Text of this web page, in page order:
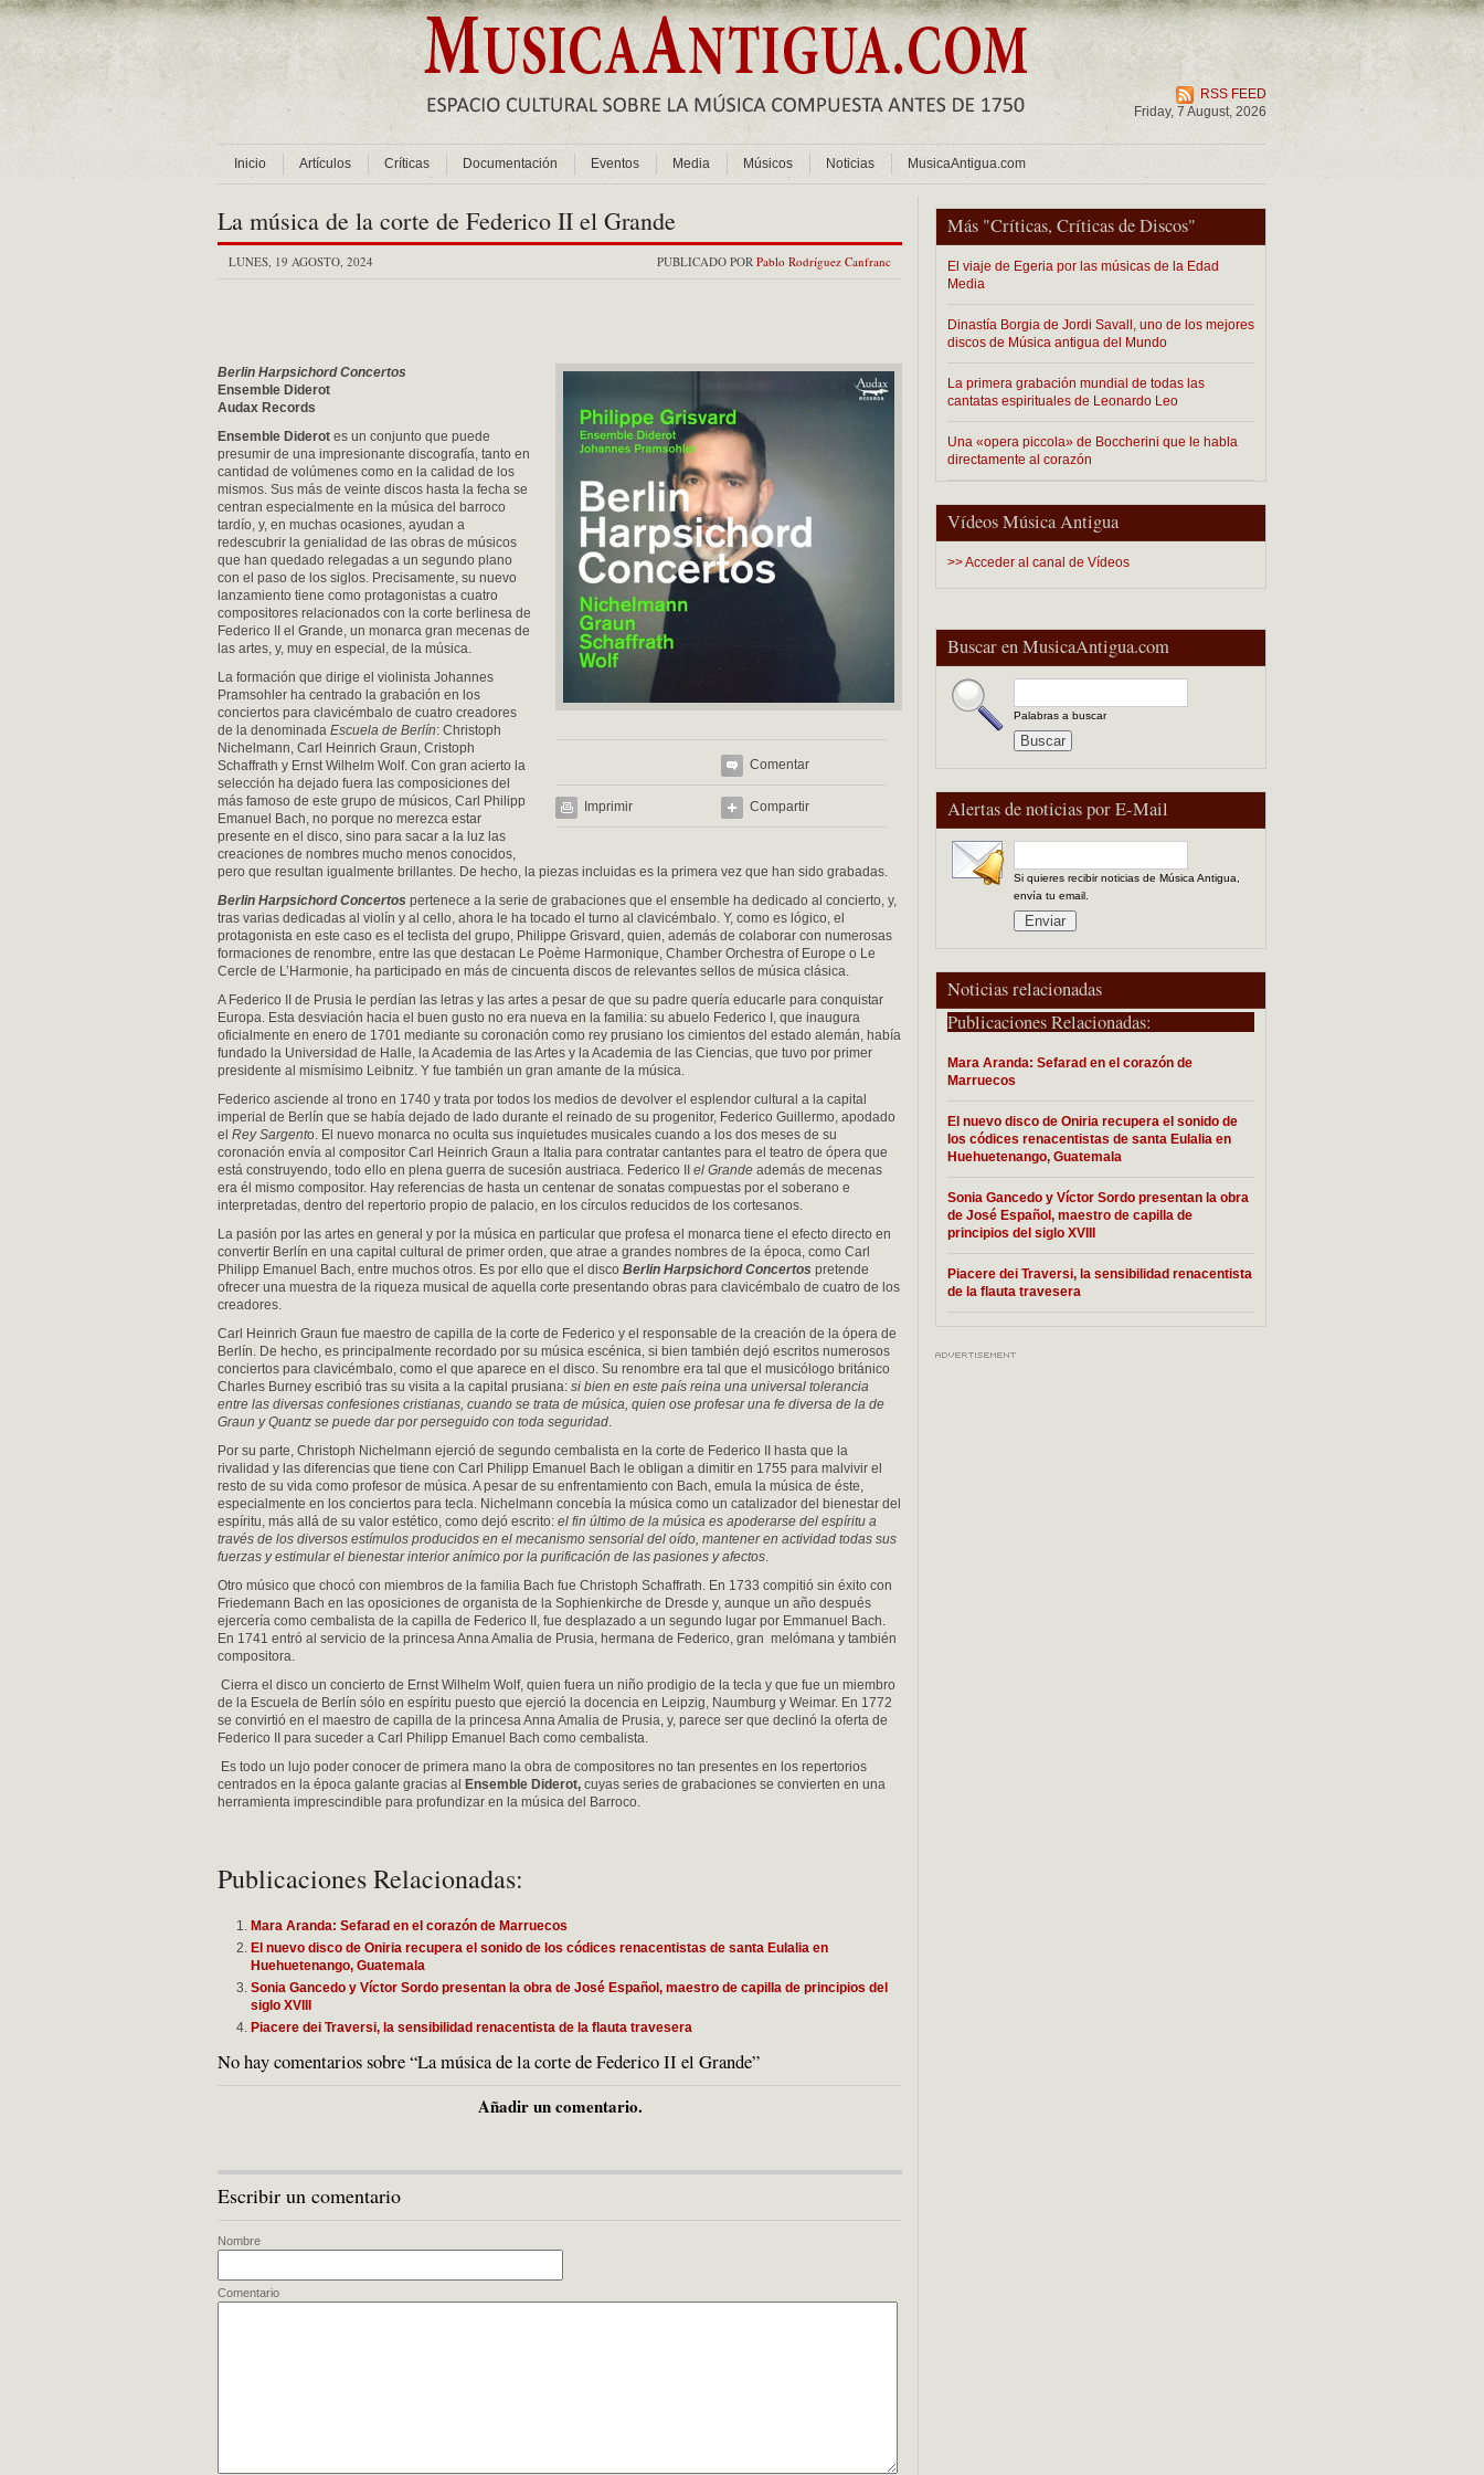
RSS FEED
Friday, 7 August, 2026
Inicio Artículos Críticas Documentación Eventos Media Músicos Noticias MusicaAntigua.com
Más "Críticas, Críticas de Discos"
El viaje de Egeria por las músicas de la Edad
Media
Dinastía Borgia de Jordi Savall, uno de los mejores
discos de Música antigua del Mundo
La primera grabación mundial de todas las
cantatas espirituales de Leonardo Leo
Una «opera piccola» de Boccherini que le habla
directamente al corazón
Vídeos Música Antigua
>> Acceder al canal de Vídeos
Buscar en MusicaAntigua.com
Palabras a buscar
Alertas de noticias por E-Mail
Si quieres recibir noticias de Música Antigua,
envía tu email.
Noticias relacionadas
Publicaciones Relacionadas:
Mara Aranda: Sefarad en el corazón de
Marruecos
El nuevo disco de Oniria recupera el sonido de
los códices renacentistas de santa Eulalia en
Huehuetenango, Guatemala
Sonia Gancedo y Víctor Sordo presentan la obra
de José Español, maestro de capilla de
principios del siglo XVIII
Piacere dei Traversi, la sensibilidad renacentista
de la flauta travesera
La música de la corte de Federico II el Grande
PUBLICADO POR Pablo Rodríguez Canfranc
LUNES, 19 AGOSTO, 2024
Comentar
Imprimir Compartir
Berlin Harpsichord Concertos
Ensemble Diderot
Audax Records
Ensemble Diderot es un conjunto que puede
presumir de una impresionante discografía, tanto en
cantidad de volúmenes como en la calidad de los
mismos. Sus más de veinte discos hasta la fecha se
centran especialmente en la música del barroco
tardío, y, en muchas ocasiones, ayudan a
redescubrir la genialidad de las obras de músicos
que han quedado relegadas a un segundo plano
con el paso de los siglos. Precisamente, su nuevo
lanzamiento tiene como protagonistas a cuatro
compositores relacionados con la corte berlinesa de
Federico II el Grande, un monarca gran mecenas de
las artes, y, muy en especial, de la música.
La formación que dirige el violinista Johannes
Pramsohler ha centrado la grabación en los
conciertos para clavicémbalo de cuatro creadores
de la denominada Escuela de Berlín: Christoph
Nichelmann, Carl Heinrich Graun, Cristoph
Schaffrath y Ernst Wilhelm Wolf. Con gran acierto la
selección ha dejado fuera las composiciones del
más famoso de este grupo de músicos, Carl Philipp
Emanuel Bach, no porque no merezca estar
presente en el disco, sino para sacar a la luz las
creaciones de nombres mucho menos conocidos,
pero que resultan igualmente brillantes. De hecho, la piezas incluidas es la primera vez que han sido grabadas.
Berlin Harpsichord Concertos pertenece a la serie de grabaciones que el ensemble ha dedicado al concierto, y,
tras varias dedicadas al violín y al cello, ahora le ha tocado el turno al clavicémbalo. Y, como es lógico, el
protagonista en este caso es el teclista del grupo, Philippe Grisvard, quien, además de colaborar con numerosas
formaciones de renombre, entre las que destacan Le Poème Harmonique, Chamber Orchestra of Europe o Le
Cercle de L’Harmonie, ha participado en más de cincuenta discos de relevantes sellos de música clásica.
A Federico II de Prusia le perdían las letras y las artes a pesar de que su padre quería educarle para conquistar
Europa. Esta desviación hacia el buen gusto no era nueva en la familia: su abuelo Federico I, que inaugura
oficialmente en enero de 1701 mediante su coronación como rey prusiano los cimientos del estado alemán, había
fundado la Universidad de Halle, la Academia de las Artes y la Academia de las Ciencias, que tuvo por primer
presidente al mismísimo Leibnitz. Y fue también un gran amante de la música.
Federico asciende al trono en 1740 y trata por todos los medios de devolver el esplendor cultural a la capital
imperial de Berlín que se había dejado de lado durante el reinado de su progenitor, Federico Guillermo, apodado
el Rey Sargento. El nuevo monarca no oculta sus inquietudes musicales cuando a los dos meses de su
coronación envía al compositor Carl Heinrich Graun a Italia para contratar cantantes para el teatro de ópera que
está construyendo, todo ello en plena guerra de sucesión austriaca. Federico II el Grande además de mecenas
era él mismo compositor. Hay referencias de hasta un centenar de sonatas compuestas por el soberano e
interpretadas, dentro del repertorio propio de palacio, en los círculos reducidos de los cortesanos.
La pasión por las artes en general y por la música en particular que profesa el monarca tiene el efecto directo en
convertir Berlín en una capital cultural de primer orden, que atrae a grandes nombres de la época, como Carl
Philipp Emanuel Bach, entre muchos otros. Es por ello que el disco Berlin Harpsichord Concertos pretende
ofrecer una muestra de la riqueza musical de aquella corte presentando obras para clavicémbalo de cuatro de los
creadores.
Carl Heinrich Graun fue maestro de capilla de la corte de Federico y el responsable de la creación de la ópera de
Berlín. De hecho, es principalmente recordado por su música escénica, si bien también dejó escritos numerosos
conciertos para clavicémbalo, como el que aparece en el disco. Su renombre era tal que el musicólogo británico
Charles Burney escribió tras su visita a la capital prusiana: si bien en este país reina una universal tolerancia
entre las diversas confesiones cristianas, cuando se trata de música, quien ose profesar una fe diversa de la de
Graun y Quantz se puede dar por perseguido con toda seguridad.
Por su parte, Christoph Nichelmann ejerció de segundo cembalista en la corte de Federico II hasta que la
rivalidad y las diferencias que tiene con Carl Philipp Emanuel Bach le obligan a dimitir en 1755 para malvivir el
resto de su vida como profesor de música. A pesar de su enfrentamiento con Bach, emula la música de éste,
especialmente en los conciertos para tecla. Nichelmann concebía la música como un catalizador del bienestar del
espíritu, más allá de su valor estético, como dejó escrito: el fin último de la música es apoderarse del espíritu a
través de los diversos estímulos producidos en el mecanismo sensorial del oído, mantener en actividad todas sus
fuerzas y estimular el bienestar interior anímico por la purificación de las pasiones y afectos.
Otro músico que chocó con miembros de la familia Bach fue Christoph Schaffrath. En 1733 compitió sin éxito con
Friedemann Bach en las oposiciones de organista de la Sophienkirche de Dresde y, aunque un año después
ejercería como cembalista de la capilla de Federico II, fue desplazado a un segundo lugar por Emmanuel Bach.
En 1741 entró al servicio de la princesa Anna Amalia de Prusia, hermana de Federico, gran melómana y también
compositora.
Cierra el disco un concierto de Ernst Wilhelm Wolf, quien fuera un niño prodigio de la tecla y que fue un miembro
de la Escuela de Berlín sólo en espíritu puesto que ejerció la docencia en Leipzig, Naumburg y Weimar. En 1772
se convirtió en el maestro de capilla de la princesa Anna Amalia de Prusia, y, parece ser que declinó la oferta de
Federico II para suceder a Carl Philipp Emanuel Bach como cembalista.
Es todo un lujo poder conocer de primera mano la obra de compositores no tan presentes en los repertorios
centrados en la época galante gracias al Ensemble Diderot, cuyas series de grabaciones se convierten en una
herramienta imprescindible para profundizar en la música del Barroco.
Publicaciones Relacionadas:
Mara Aranda: Sefarad en el corazón de Marruecos
El nuevo disco de Oniria recupera el sonido de los códices renacentistas de santa Eulalia en
Huehuetenango, Guatemala
Sonia Gancedo y Víctor Sordo presentan la obra de José Español, maestro de capilla de principios del
siglo XVIII
Piacere dei Traversi, la sensibilidad renacentista de la flauta travesera
No hay comentarios sobre “La música de la corte de Federico II el Grande”
Añadir un comentario.
Escribir un comentario
Nombre
Comentario